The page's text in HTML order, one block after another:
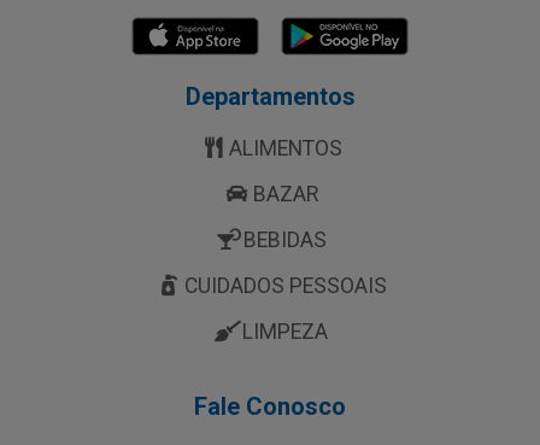
Departamentos
ALIMENTOS
BAZAR
BEBIDAS
CUIDADOS PESSOAIS
LIMPEZA
Fale Conosco